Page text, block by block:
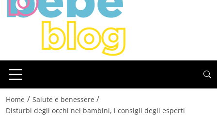
Home / Salute e benessere /
Disturbi degli occhi nei bambini, i consigli degli esperti